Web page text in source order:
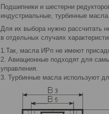
Подшипники и шестерни
индустриальные, турбинные масла.
Для их выбора нужно рассчитать
в отдельных случаях
1.Так, масла ИРп не имеют
2. Авиационные подходят для
управления.
3. Турбинные масла используют